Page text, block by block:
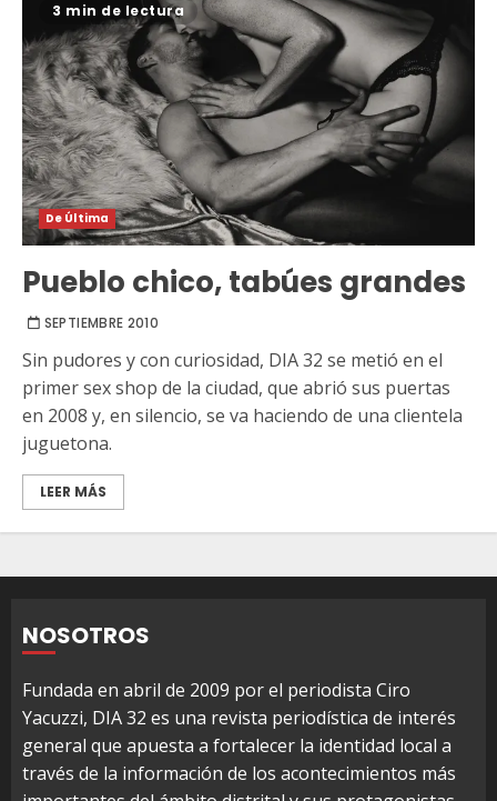
3 min de lectura
De Última
Pueblo chico, tabúes grandes
SEPTIEMBRE 2010
Sin pudores y con curiosidad, DIA 32 se metió en el
primer sex shop de la ciudad, que abrió sus puertas
en 2008 y, en silencio, se va haciendo de una clientela
juguetona.
LEER MÁS
NOSOTROS
Fundada en abril de 2009 por el periodista Ciro
Yacuzzi, DIA 32 es una revista periodística de interés
general que apuesta a fortalecer la identidad local a
través de la información de los acontecimientos más